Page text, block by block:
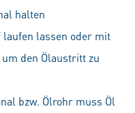
halten
lassen oder mit
den Ölaustritt zu
bzw. Ölrohr muss Öl